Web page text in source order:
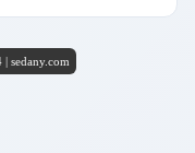
sedany.com